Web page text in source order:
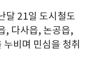
달 21일 도시철도
, 다사읍, 논공읍,
비며 민심을 청취